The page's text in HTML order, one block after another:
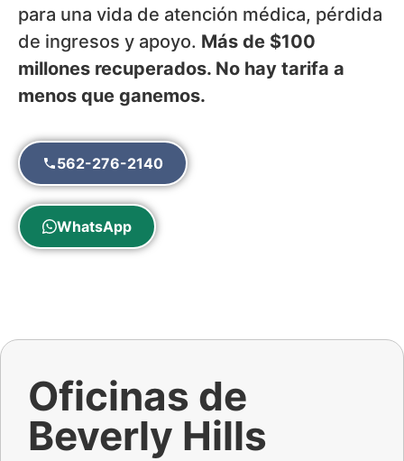
para una vida de atención médica, pérdida
de ingresos y apoyo. Más de $100
millones recuperados. No hay tarifa a
menos que ganemos.
562-276-2140
WhatsApp
Oficinas de
Beverly Hills